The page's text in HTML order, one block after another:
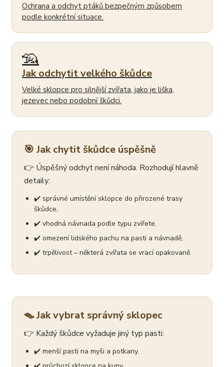
Ochrana a odchyt ptáků bezpečným způsobem
podle konkrétní situace.
🦡
Jak odchytit velkého škůdce
Velké sklopce pro silnější zvířata, jako je liška,
jezevec nebo podobní škůdci.
🎯 Jak chytit škůdce úspěšně
👉 Úspěšný odchyt není náhoda. Rozhodují hlavně
detaily:
✔️ správné umístění sklopce do přirozené trasy
škůdce,
✔️ vhodná návnada podle typu zvířete,
✔️ omezení lidského pachu na pasti a návnadě,
✔️ trpělivost – některá zvířata se vrací opakovaně.
🪤 Jak vybrat správný sklopec
👉 Každý škůdce vyžaduje jiný typ pasti:
✔️ menší pasti na myši a potkany,